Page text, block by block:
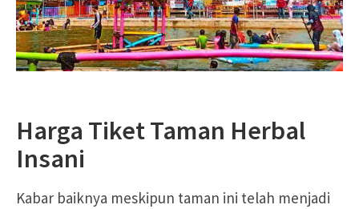
Harga Tiket Taman Herbal
Insani
Kabar baiknya meskipun taman ini telah menjadi